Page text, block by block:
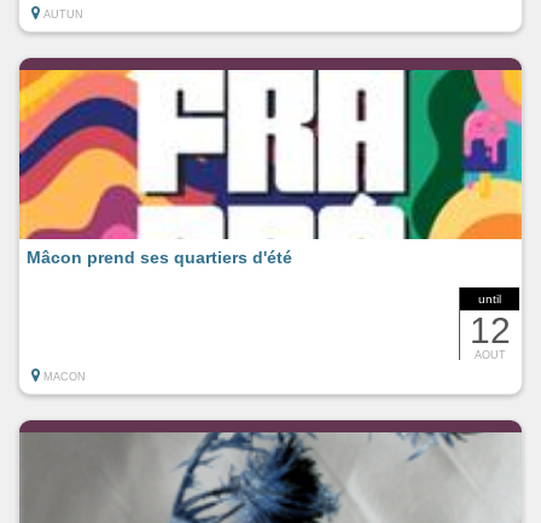
AUTUN
until
12
AOUT
Mâcon prend ses quartiers d'été
MACON